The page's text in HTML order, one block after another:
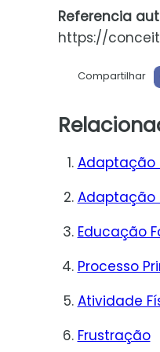
Referencia
https://
Compartilhar
Adaptação
Adaptação
Educação
Processo
Atividade
Frustração